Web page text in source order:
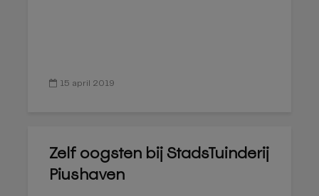
15 april 2019
Zelf oogsten bij StadsTuinderij
Piushaven